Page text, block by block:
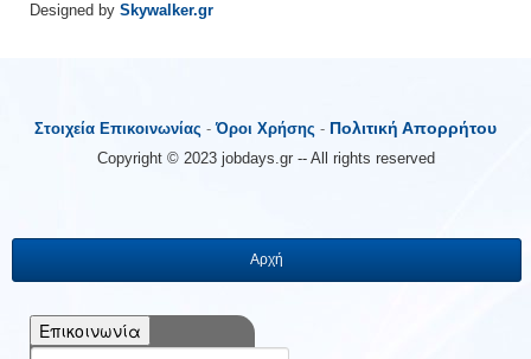
Designed by Skywalker.gr
Στοιχεία Επικοινωνίας -Όροι Χρήσης - Πολιτική Απορρήτου
Copyright © 2023 jobdays.gr -- All rights reserved
Αρχή